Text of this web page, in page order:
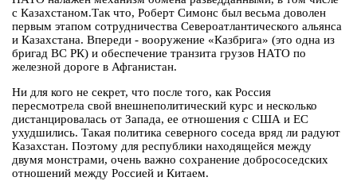
с Казахстаном.Так что, Роберт Симонс был весьма доволен
первым этапом сотрудничества Североатлантического альянса
и Казахстана. Впереди - вооружение «Казбрига» (это одна из
бригад ВС РК) и обеспечение транзита грузов НАТО по
железной дороге в Афганистан.
Ни для кого не секрет, что после того, как Россия
пересмотрела свой внешнеполитический курс и несколько
дистанцировалась от Запада, ее отношения с США и ЕС
ухудшились. Такая политика северного соседа вряд ли радуют
Казахстан. Поэтому для республики находящейся между
двумя монстрами, очень важно сохранение добрососедских
отношений между Россией и Китаем.